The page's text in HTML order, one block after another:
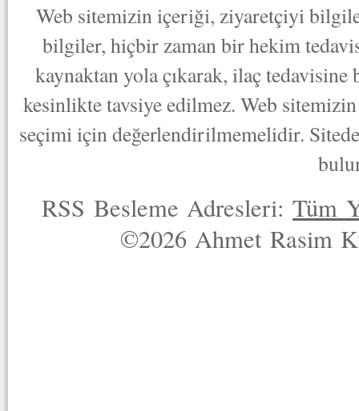
Web sitemizin içeriği, ziyaretçiyi
bilgiler, hiçbir zaman bir hekim
kaynaktan yola çıkarak, ilaç
kesinlikte tavsiye edilmez. Web
seçimi için değerlendirilmemelidir.
RSS Besleme Adresleri:Tüm
©2026 Ahmet Rasim